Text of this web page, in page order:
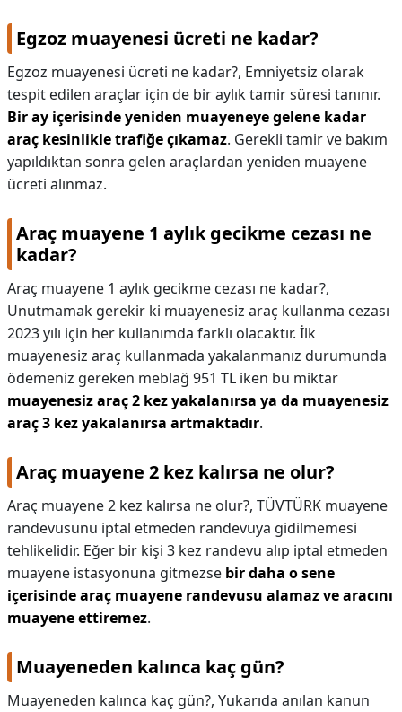
Egzoz muayenesi ücreti ne kadar?
Egzoz muayenesi ücreti ne kadar?, Emniyetsiz olarak
tespit edilen araçlar için de bir aylık tamir süresi tanınır.
Bir ay içerisinde yeniden muayeneye gelene kadar
araç kesinlikle trafiğe çıkamaz. Gerekli tamir ve bakım
yapıldıktan sonra gelen araçlardan yeniden muayene
ücreti alınmaz.
Araç muayene 1 aylık gecikme cezası ne
kadar?
Araç muayene 1 aylık gecikme cezası ne kadar?,
Unutmamak gerekir ki muayenesiz araç kullanma cezası
2023 yılı için her kullanımda farklı olacaktır. İlk
muayenesiz araç kullanmada yakalanmanız durumunda
ödemeniz gereken meblağ 951 TL iken bu miktar
muayenesiz araç 2 kez yakalanırsa ya da muayenesiz
araç 3 kez yakalanırsa artmaktadır.
Araç muayene 2 kez kalırsa ne olur?
Araç muayene 2 kez kalırsa ne olur?, TÜVTÜRK muayene
randevusunu iptal etmeden randevuya gidilmemesi
tehlikelidir. Eğer bir kişi 3 kez randevu alıp iptal etmeden
muayene istasyonuna gitmezse bir daha o sene
içerisinde araç muayene randevusu alamaz ve aracını
muayene ettiremez.
Muayeneden kalınca kaç gün?
Muayeneden kalınca kaç gün?, Yukarıda anılan kanun